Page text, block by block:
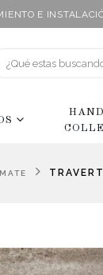
E
MATE